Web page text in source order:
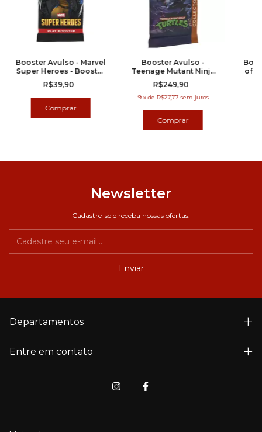
Booster Avulso - Marvel
Super Heroes - Booster
de Jogo
R$39,90
Booster Avulso -
Teenage Mutant Ninja
Turtles - Booster de
Colecionador
R$249,90
9 xde R$27,77 sem juros
of
Newsletter
Cadastre-se e receba nossas ofertas.
Departamentos
Entre em contato